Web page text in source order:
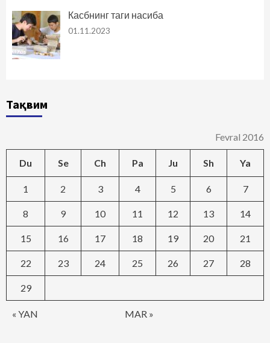
Касбнинг таги насиба
01.11.2023
Тақвим
Fevral 2016
Du Se Ch Pa Ju Sh Ya
« YAN MAR »
1 2 3 4 5 6 7
8 9 10 11 12 13 14
15 16 17 18 19 20 21
22 23 24 25 26 27 28
29